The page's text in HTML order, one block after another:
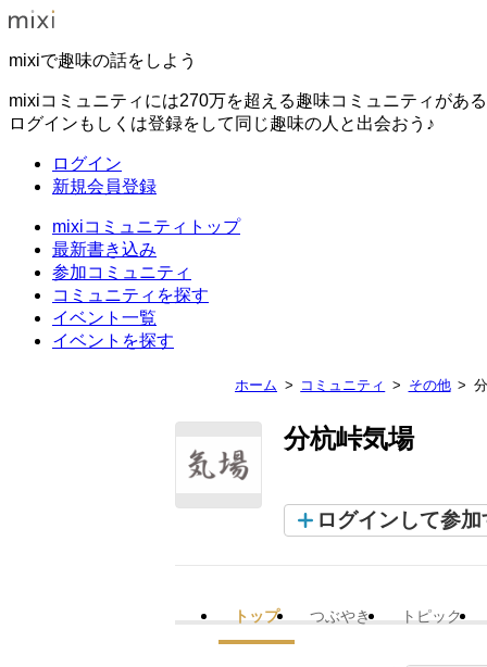
mixiで趣味の話をしよう
mixiコミュニティには270万を超える趣味コミュニティがあ
ログインもしくは登録をして同じ趣味の人と出会おう♪
ログイン
新規会員登録
mixiコミュニティトップ
最新書き込み
参加コミュニティ
コミュニティを探す
イベント一覧
イベントを探す
ホーム コミュニティ その他
分杭峠気場
ログインして参加
トップ つぶやき トピック